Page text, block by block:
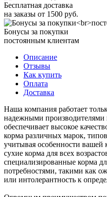
Бесплатная доставка
на заказы от 1500 руб.
Бонусы за покупки
постоянным клиентам
Описание
Отзывы
Как купить
Оплата
Доставка
Наша компания работает
надежными производителями
обеспечивает высокое
корма различных марок,
учитывая особенности
сухие корма для всех
специализированные корма
потребностями, такими как
или интолерантность к